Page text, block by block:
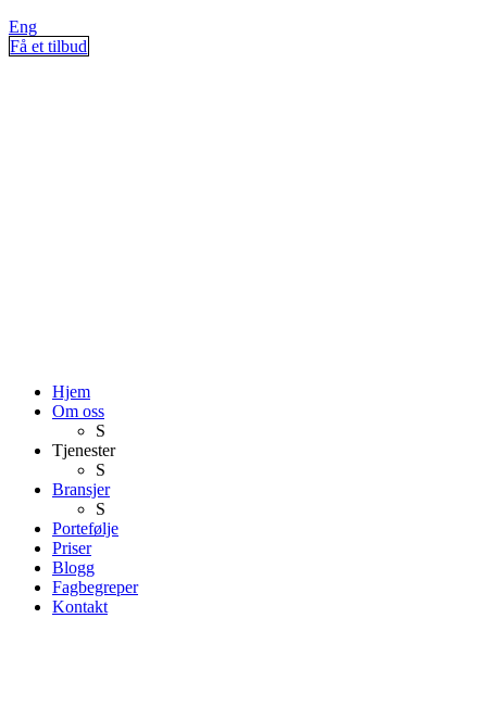
Eng
Få et tilbud
Hjem
Om oss
S
Tjenester
S
Bransjer
S
Portefølje
Priser
Blogg
Fagbegreper
Kontakt